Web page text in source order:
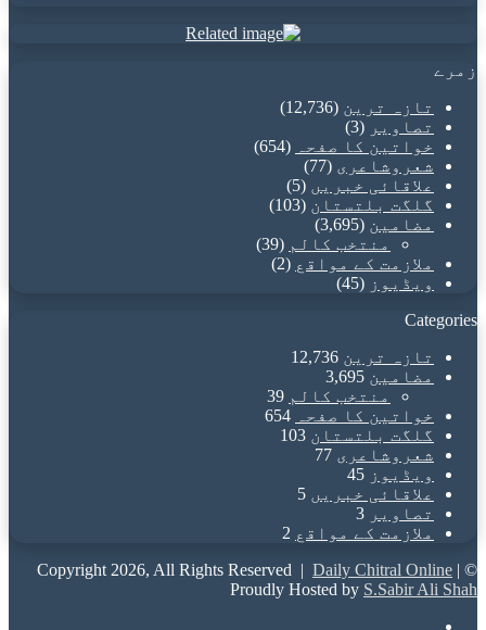
زمرے
تازہ ترین (12,736)
تصاویر (3)
خواتین کا صفحہ
(654)
شعروشاعری (77)
علاقائی خبریں (5)
گلگت بلتستان (103)
مضامین (3,695)
منتخب کالم (39)
ملازمت کے مواقع (2)
ویڈیوز (45)
Categories
تازہ ترین 12,736
مضامین 3,695
منتخب کالم 39
خواتین کا صفحہ
654
گلگت بلتستان 103
شعروشاعری 77
ویڈیوز 45
علاقائی خبریں 5
تصاویر 3
ملازمت کے مواقع 2
© Copyright 2026, All Rights Reserved |
Daily Chitral Online |
Proudly Hosted by S.Sabir Ali Shah